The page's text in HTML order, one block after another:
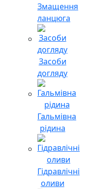
Змащення
ланцюга
Засоби
догляду
Гальмівна
рідина
Гідравлічні
оливи